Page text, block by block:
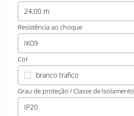
24,00 m
Resistência ao choque
IK09
Cor
branco trafico
Grau de proteção / Classe de Isolamento
IP20